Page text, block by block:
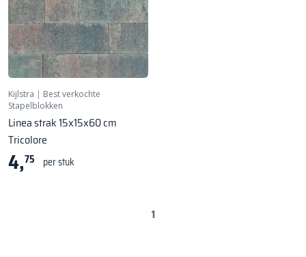
Kijlstra | Best verkochte
Stapelblokken
Linea strak 15x15x60 cm
Tricolore
4,75 per stuk
1